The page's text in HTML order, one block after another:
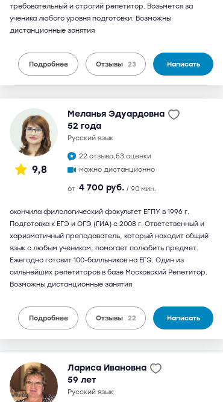
требовательный и строгий репетитор. Возьмется за
ученика любого уровня подготовки. Возможны
дистанционные занятия
Подробнее Отзывы 23 Написать
9,8
Меланья Эдуардовна
52 года
русский язык
22 отзыва,53 оценки
можно дистанционно
от 4 700 руб. / 90 мин.
окончила филологический факультет ЕГПУ в 1996 г.
Подготовка к ЕГЭ и ОГЭ (ГИА) с 2008 г. Ответственный и
харизматичный преподаватель, который находит общий
язык с любым учеником, помогает полюбить предмет.
Ежегодно готовит 100-балльников на ЕГЭ. Один из
сильнейших репетиторов в базе Московский Репетитор.
Возможны дистанционные занятия
Подробнее Отзывы 22 Написать
Лариса Ивановна
59 лет
русский язык